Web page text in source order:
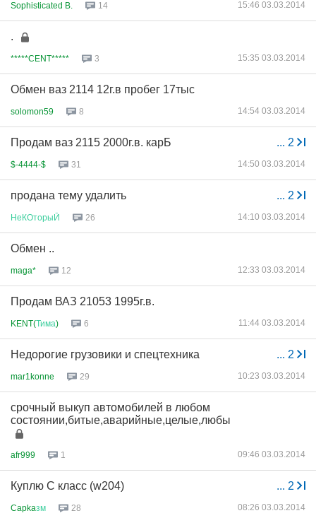
Sophisticated B. 14 15:46 03.03.2014
.
*****CENT***** 3 15:35 03.03.2014
Обмен ваз 2114 12г.в пробег 17тыс
solomon59 8 14:54 03.03.2014
... 2
Продам ваз 2115 2000г.в. карБ
$-4444-$ 31 14:50 03.03.2014
... 2
продана тему удалить
НеКОторыЙ 26 14:10 03.03.2014
Обмен ..
maga* 12 12:33 03.03.2014
Продам ВАЗ 21053 1995г.в.
KENT(Тима) 6 11:44 03.03.2014
... 2
Недорогие грузовики и спецтехника
mar1konne 29 10:23 03.03.2014
срочный выкуп автомобилей в любом
состоянии,битые,аварийные,целые,любы
afr999 1 09:46 03.03.2014
... 2
Куплю С класс (w204)
Capkaзм 28 08:26 03.03.2014